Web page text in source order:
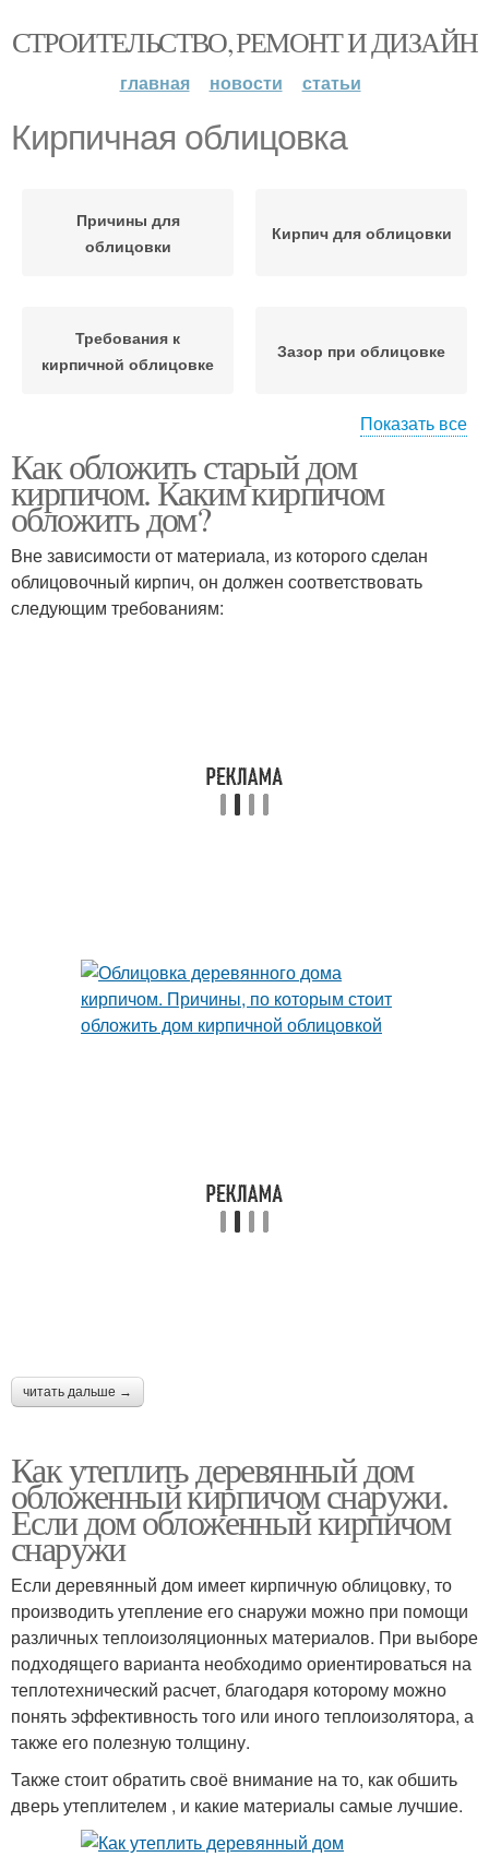
СТРОИТЕЛЬСТВО, РЕМОНТ И ДИЗАЙН
главная новости статьи
Кирпичная облицовка
Причины для
облицовки
Кирпич для облицовки
Требования к
кирпичной облицовке
Зазор при облицовке
Облицовки с
утеплителем
Кирпичные стены
Каменная облицовка Кирпичный дом
Показать все
Как обложить старый дом
кирпичом. Каким кирпичом
обложить дом?
Вне зависимости от материала, из которого сделан
облицовочный кирпич, он должен соответствовать
следующим требованиям:
читать дальше →
Как утеплить деревянный дом
обложенный кирпичом снаружи.
Если дом обложенный кирпичом
снаружи
Если деревянный дом имеет кирпичную облицовку, то
производить утепление его снаружи можно при помощи
различных теплоизоляционных материалов. При выборе
подходящего варианта необходимо ориентироваться на
теплотехнический расчет, благодаря которому можно
понять эффективность того или иного теплоизолятора, а
также его полезную толщину.
Также стоит обратить своё внимание на то, как обшить
дверь утеплителем , и какие материалы самые лучшие.